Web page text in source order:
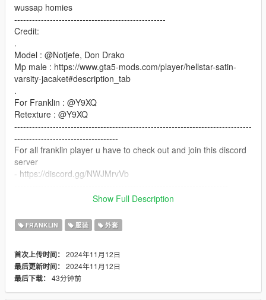
wussap homies
---------------------------------------------------
Credit:
.
Model : @Notjefe, Don Drako
Mp male : https://www.gta5-mods.com/player/hellstar-satin-
varsity-jacaket#description_tab
.
For Franklin : @Y9XQ
Retexture : @Y9XQ
--------------------------------------------------------------------------------
-----------------------------------
For all franklin player u have to check out and join this discord
server
- https://discord.gg/NWJMrvVb
1- OpenIV
x64v.rpf\models\cdimages\streamedpeds_players\player_one
.
2 - Make sure u have this mods install
Show Full Description
FRANKLIN 服装 外套
首次上传时间： 2024年11月12日
最后更新时间： 2024年11月12日
最后下载： 43分钟前